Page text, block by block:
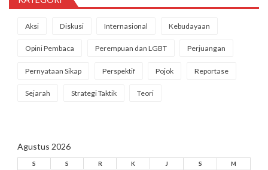
Aksi Diskusi Internasional Kebudayaan
Opini Pembaca Perempuan dan LGBT Perjuangan
Pernyataan Sikap Perspektif Pojok Reportase
Sejarah Strategi Taktik Teori
Agustus 2026
S S R K J S
M